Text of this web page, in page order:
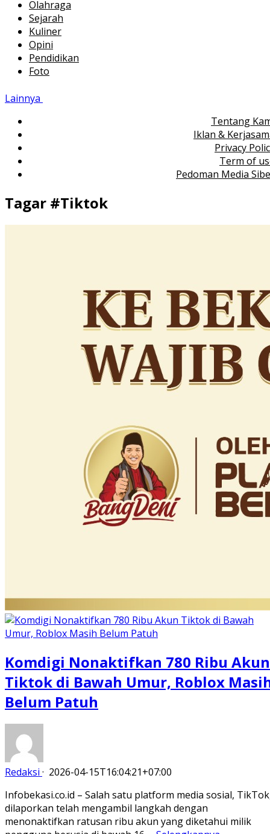
Olahraga
Sejarah
Kuliner
Opini
Pendidikan
Foto
Lainnya
Tentang
Iklan &
Privacy
Term of
Pedoman Media
Tagar #Tiktok
Komdigi Nonaktifkan 780 Ribu Akun
Tiktok di Bawah Umur, Roblox
Belum Patuh
Redaksi · 2026-04-15T16:04:21+07:00
Infobekasi.co.id – Salah satu platform media sosial,
dilaporkan telah mengambil langkah dengan
menonaktifkan ratusan ribu akun yang diketahui milik